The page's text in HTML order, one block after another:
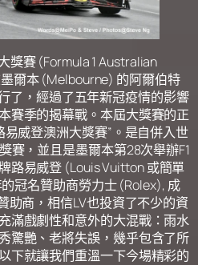
獎賽 (Formula 1 Australian
爾本 (Melbourne) 的阿爾伯特
了，經過了五年新冠疫情的影響
賽季的揭幕戰。本屆大獎賽的正
威登澳洲大獎賽”。是自併入世
賽，並且是墨爾本第28次舉辦F1
路易威登 (Louis Vuitton 或簡單
冠名贊助商勞力士 (Rolex), 成
助商，相信LV也投資了不少的資
滿戲劇性和意外的大混戰：雨水
驚艷、老將失誤，幾乎包含了所
下就讓我們重溫一下今場精彩的